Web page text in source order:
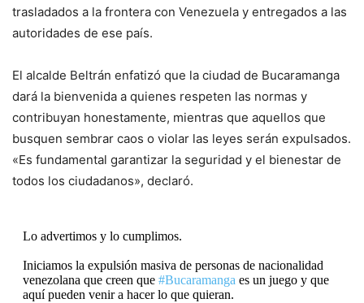
trasladados a la frontera con Venezuela y entregados a las
autoridades de ese país.
El alcalde Beltrán enfatizó que la ciudad de Bucaramanga
dará la bienvenida a quienes respeten las normas y
contribuyan honestamente, mientras que aquellos que
busquen sembrar caos o violar las leyes serán expulsados.
«Es fundamental garantizar la seguridad y el bienestar de
todos los ciudadanos», declaró.
Lo advertimos y lo cumplimos.
Iniciamos la expulsión masiva de personas de nacionalidad
venezolana que creen que #Bucaramanga es un juego y que
aquí pueden venir a hacer lo que quieran.